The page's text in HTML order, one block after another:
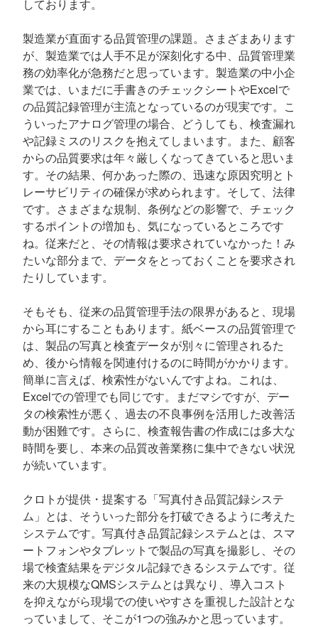
しております。
製造業が直面する品質管理の課題。さまざまあります
が、製造業では人手不足が深刻化する中、品質管理業
務の効率化が急務だと思っています。製造業の中小企
業では、いまだに手書きのチェックシートやExcelで
の品質記録管理が主流となっているのが現実です。こ
ういったアナログ管理の場合、どうしても、検査漏れ
や記録ミスのリスクを抱えてしまいます。また、顧客
からの品質要求は年々厳しくなってきていると思いま
す。その結果、何かあった際の、迅速な原因究明とト
レーサビリティの確保が求められます。そして、法律
です。さまざまな規制、条例などの影響で、チェック
するポイントの増加も、気になっているところです
ね。従来だと、その情報は要求されていなかった！み
たいな部分まで、データをとっておくことを要求され
たりしています。
そもそも、従来の品質管理手法の限界があると、現場
から耳にすることもあります。紙ベースの品質管理で
は、製品の写真と検査データが別々に管理されるた
め、後から情報を関連付けるのに時間がかかります。
簡単に言えば、検索性がないんですよね。これは、
Excelでの管理でも同じです。まだマシですが、デー
タの検索性が悪く、過去の不良事例を活用した改善活
動が困難です。さらに、検査報告書の作成には多大な
時間を要し、本来の品質改善業務に集中できない状況
が続いています。
クロトが提供・提案する「写真付き品質記録システ
ム」とは、そういった部分を打破できるように考えた
システムです。写真付き品質記録システムとは、スマ
ートフォンやタブレットで製品の写真を撮影し、その
場で検査結果をデジタル記録できるシステムです。従
来の大規模なQMSシステムとは異なり、導入コスト
を抑えながら現場での使いやすさを重視した設計とな
っていまして、そこが1つの強みかと思っています。